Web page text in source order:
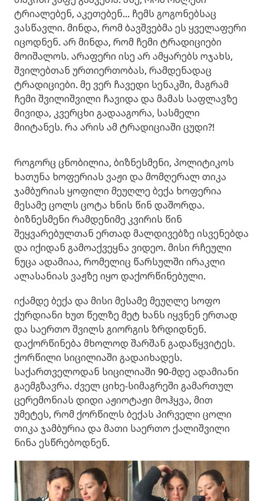
ტრიალებენ, აკეთებენ... ჩემს გოგონებსაც
ვასწავლი. მინდა, რომ ბავშვებმა ეს ყველაფერი
იცოდნენ. არ მინდა, რომ ჩემი ტრადიციები
მოიშალოს. არაფერი ისე არ ამყარებს ოჯახს,
შვილებთან ურთიერთობას, რამდენადაც
ტრადიციები. მე ვერ ჩავედი სენაკში, მაგრამ
ჩემი შვილიშვილი ჩავიდა და მამას საფლავზე
მივიდა, კვერცხი გადააგორა, სასმელი
მიიტანეს. რა არის ამ ტრადიციაში ცუდი?!
როგორც ცნობილია, ბიზნესმენი, პოლიტიკოს
ხათუნა ხოფერიას ვაჟი და მომღერალ თიკა
ჯამბურიას ყოფილი მეუღლე ბექა ხოფერია
მესამე ცოლს ცოტა ხნის წინ დაშორდა.
ბიზნესმენი რამდენიმე კვირის წინ
შეყვარებულთან ერთად მალდივებზე ისვენებდა
და იქიდან გამოაქვეყნა ვიდეო. მისი რჩეული
ნუცა ადამიაა, რომელიც წარსულში ირაკლი
ალასანიას ვაჟზე იყო დაქორწინებული.
იქამდე ბექა და მისი მესამე მეუღლე სოფო
ქურდიანი ხუთ წელზე მეტ ხანს იყვნენ ერთად
და საერთო შვილს გიორგის ზრდიდნენ.
დაქორწინება მხოლოდ შარშან გადაწყვიტეს.
ქორწილი სიცილიაში გადაიხადეს.
საქართველოდან სიცილიაში 90-მდე ადამიანი
გაემგზავრა. ძველ ციხე-სიმაგრეში გამართულ
ცერემონიას დიდი აჟიოტაჟი მოჰყვა, მით
უმეტეს, რომ ქორწილს ბექას პირველი ცოლი
თიკა ჯამბურია და მათი საერთო ქალიშვილი
ნინა ესწრებოდნენ.